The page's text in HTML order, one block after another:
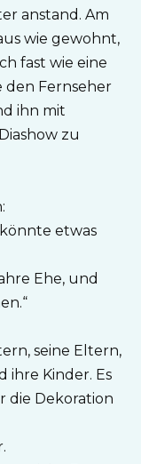
anstand. Am
wie gewohnt,
fast wie eine
den Fernseher
ihn mit
zu
etwas
Ehe, und
seine Eltern,
ihre Kinder. Es
die Dekoration